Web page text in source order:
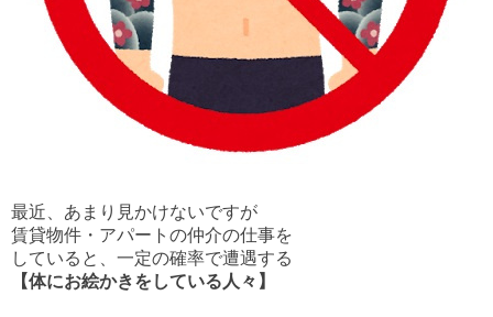
最近、あまり見かけないですが
賃貸物件・アパートの仲介の仕事を
していると、一定の確率で遭遇する
【体にお絵かきをしている人々】